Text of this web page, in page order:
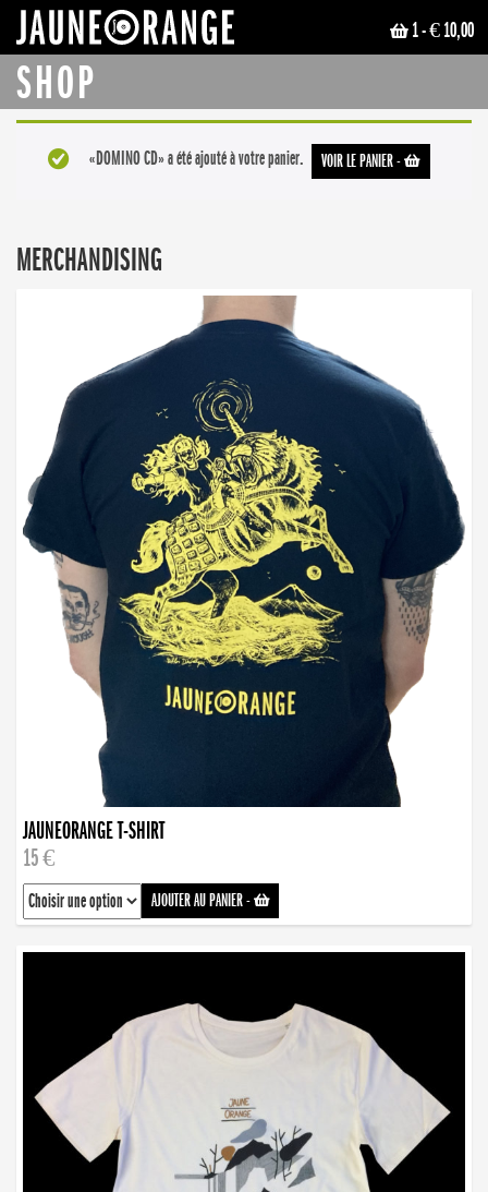
1- € 10,00
SHOP
VOIR LE PANIER-
«DOMINO CD» a été ajouté à votre panier.
MERCHANDISING
JAUNEORANGE T-SHIRT
15 €
AJOUTER AU PANIER-